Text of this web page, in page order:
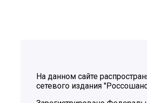
На данном сайте
сетевого издания